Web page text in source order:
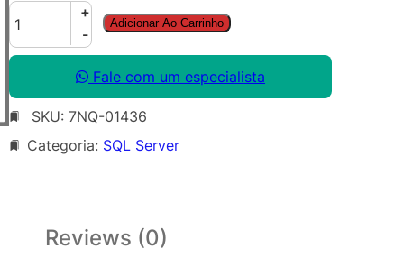
S
Q
L
v
r
S
+
-
Adicionar Ao Carrinho
Fale com um especialista
SKU: 7NQ-01436
Categoria: SQL Server
Reviews (0)